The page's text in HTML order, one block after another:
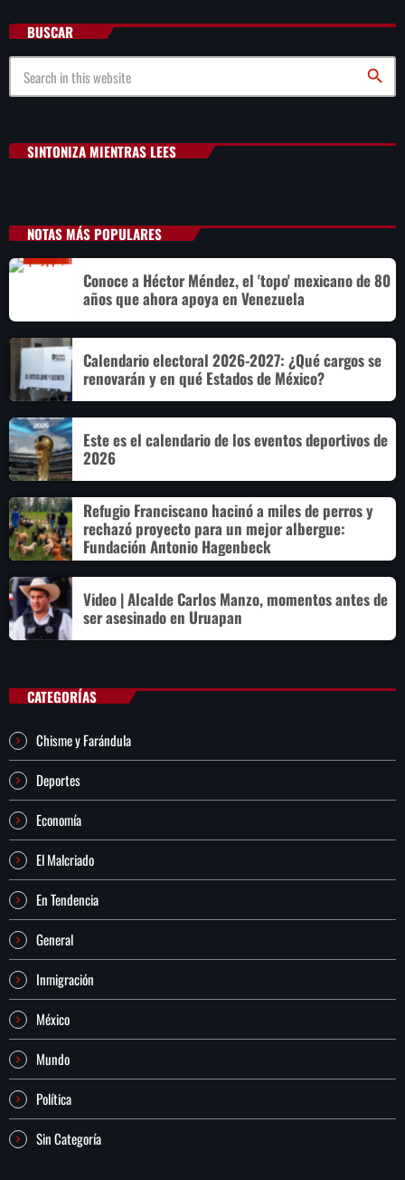
BUSCAR
search
SINTONIZA MIENTRAS LEES
NOTAS MÁS POPULARES
Conoce a Héctor Méndez, el 'topo' mexicano de 80
años que ahora apoya en Venezuela
Calendario electoral 2026-2027: ¿Qué cargos se
renovarán y en qué Estados de México?
Este es el calendario de los eventos deportivos de
2026
Refugio Franciscano hacinó a miles de perros y
rechazó proyecto para un mejor albergue:
Fundación Antonio Hagenbeck
Video | Alcalde Carlos Manzo, momentos antes de
ser asesinado en Uruapan
CATEGORÍAS
Chisme y Farándula
Deportes
Economía
El Malcriado
En Tendencia
General
Inmigración
México
Mundo
Política
Sin Categoría